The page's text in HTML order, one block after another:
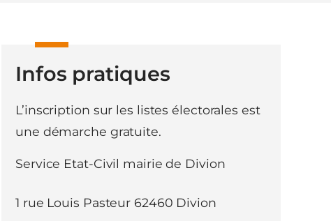
Infos pratiques
L’inscription sur les listes électorales est
une démarche gratuite.
Service Etat-Civil mairie de Divion
1 rue Louis Pasteur 62460 Divion